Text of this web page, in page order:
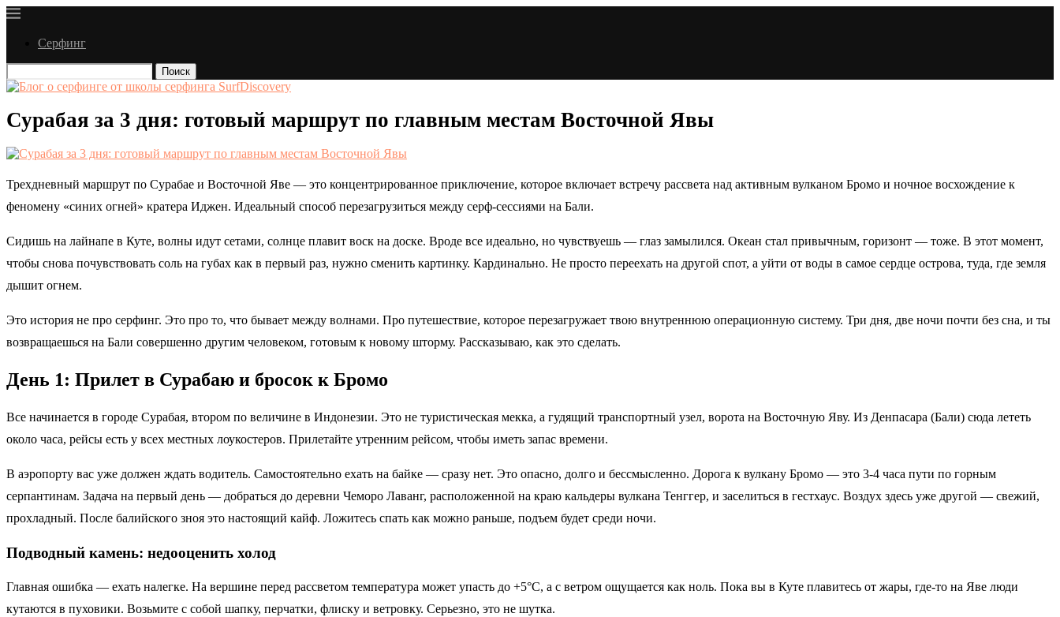
Серфинг
Поиск
Сурабая за 3 дня: готовый маршрут по главным местам Восточной Явы
Трехдневный маршрут по Сурабае и Восточной Яве — это концентрированное приключение, которое включает встречу рассвета над активным вулканом Бромо и ночное восхождение к
феномену «синих огней» кратера Иджен. Идеальный способ перезагрузиться между серф-сессиями на Бали.
Сидишь на лайнапе в Куте, волны идут сетами, солнце плавит воск на доске. Вроде все идеально, но чувствуешь — глаз замылился. Океан стал привычным, горизонт — тоже. В этот момент,
чтобы снова почувствовать соль на губах как в первый раз, нужно сменить картинку. Кардинально. Не просто переехать на другой спот, а уйти от воды в самое сердце острова, туда, где земля
дышит огнем.
Это история не про серфинг. Это про то, что бывает между волнами. Про путешествие, которое перезагружает твою внутреннюю операционную систему. Три дня, две ночи почти без сна, и ты
возвращаешься на Бали совершенно другим человеком, готовым к новому шторму. Рассказываю, как это сделать.
День 1: Прилет в Сурабаю и бросок к Бромо
Все начинается в городе Сурабая, втором по величине в Индонезии. Это не туристическая мекка, а гудящий транспортный узел, ворота на Восточную Яву. Из Денпасара (Бали) сюда лететь
около часа, рейсы есть у всех местных лоукостеров. Прилетайте утренним рейсом, чтобы иметь запас времени.
В аэропорту вас уже должен ждать водитель. Самостоятельно ехать на байке — сразу нет. Это опасно, долго и бессмысленно. Дорога к вулкану Бромо — это 3-4 часа пути по горным
серпантинам. Задача на первый день — добраться до деревни Чеморо Лаванг, расположенной на краю кальдеры вулкана Тенггер, и заселиться в гестхаус. Воздух здесь уже другой — свежий,
прохладный. После балийского зноя это настоящий кайф. Ложитесь спать как можно раньше, подъем будет среди ночи.
Подводный камень: недооценить холод
Главная ошибка — ехать налегке. На вершине перед рассветом температура может упасть до +5°C, а с ветром ощущается как ноль. Пока вы в Куте плавитесь от жары, где-то на Яве люди
кутаются в пуховики. Возьмите с собой шапку, перчатки, флиску и ветровку. Серьезно, это не шутка.